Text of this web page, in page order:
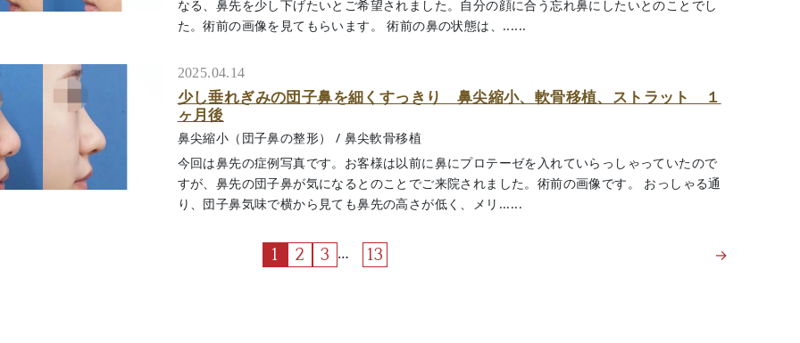
なる、鼻先を少し下げたいとご希望されました。自分の顔に合う忘れ鼻にしたいとのことでし
た。術前の画像を見てもらいます。 術前の鼻の状態は、......
2025.04.14
少し垂れぎみの団子鼻を細くすっきり 鼻尖縮小、軟骨移植、ストラット １
ヶ月後
鼻尖縮小（団子鼻の整形） / 鼻尖軟骨移植
今回は鼻先の症例写真です。お客様は以前に鼻にプロテーゼを入れていらっしゃっていたので
すが、鼻先の団子鼻が気になるとのことでご来院されました。術前の画像です。 おっしゃる通
り、団子鼻気味で横から見ても鼻先の高さが低く、メリ......
1 2 3 … 13 →